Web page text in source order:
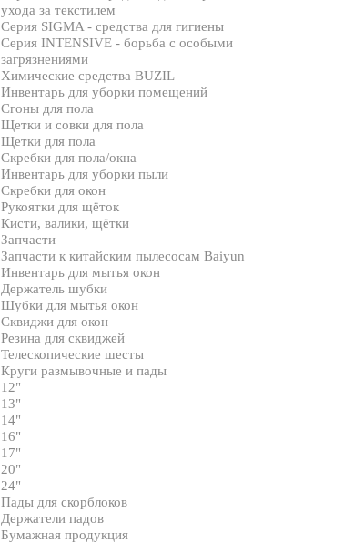
ухода за текстилем
Серия SIGMA - средства для гигиены
Серия INTENSIVE - борьба с особыми
загрязнениями
Химические средства BUZIL
Инвентарь для уборки помещений
Сгоны для пола
Щетки и совки для пола
Щетки для пола
Скребки для пола/окна
Инвентарь для уборки пыли
Скребки для окон
Рукоятки для щёток
Кисти, валики, щётки
Запчасти
Запчасти к китайским пылесосам Baiyun
Инвентарь для мытья окон
Держатель шубки
Шубки для мытья окон
Сквиджи для окон
Резина для сквиджей
Телескопические шесты
Круги размывочные и пады
12"
13"
14"
16"
17"
20"
24"
Пады для скорблоков
Держатели падов
Бумажная продукция